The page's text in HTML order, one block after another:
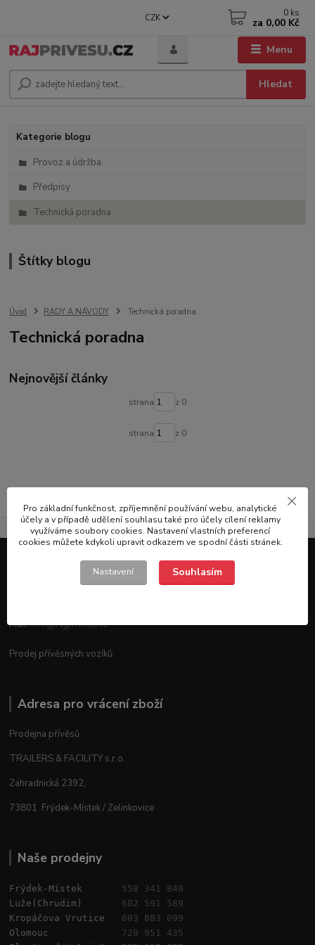
Menu
CZK
Hledat
0 ks
za 0,00 Kč
Kategorie blogu
Provoz a údržba
Předpisy
Technická poradna
Štítky blogu
Úvod RADY A NÁVODY Technická poradna
Technická poradna
Nejnovější články
strana z 0
strana z 0
Největší specialista na prodej přívěsných vozíků v České republice.
KONTAKT E-shop
Mail:info@rajprivesu.cz
Prodej přívěsných vozíků
Adresa pro vrácení zboží
Prodejna přívěsů
TRAILERS & FACILITY s.r.o.
Zahradnická 2392,
73801 Frýdek-Místek / Zelinkovice
Naše prodejny
Frýdek-Místek 558 341 840
Luže(Chrudim) 602 591 589
Kropáčova Vrutice 603 883 099
Olomouc 720 951 435
Pro základní funkčnost, zpříjemnění používání webu, analytické
účely a v případě udělení souhlasu také pro účely cílení reklamy
využíváme soubory cookies. Nastavení vlastních preferencí
cookies můžete kdykoli upravit odkazem ve spodní části stránek.
Nastavení Souhlasím